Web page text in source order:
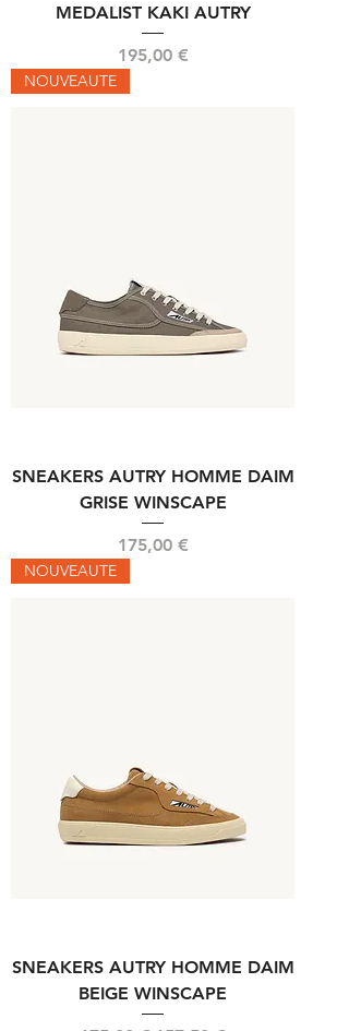
MEDALIST KAKI AUTRY
Prix
195,00 €
NOUVEAUTE
SNEAKERS AUTRY HOMME DAIM
GRISE WINSCAPE
Prix
175,00 €
NOUVEAUTE
SNEAKERS AUTRY HOMME DAIM
BEIGE WINSCAPE